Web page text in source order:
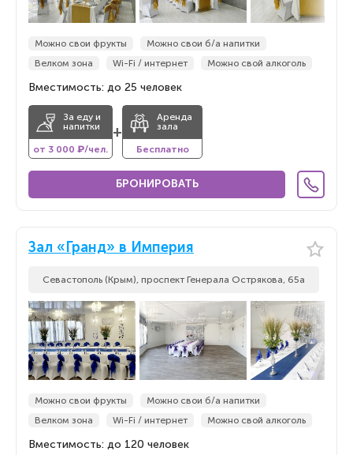
Можно свои фрукты
Можно свои б/а напитки
Велком зона
Wi-Fi / интернет Можно свой алкоголь
Вместимость: до 25 человек
За еду и
напитки
от 3 000 ₽/чел.
+
Аренда
зала
Бесплатно
БРОНИРОВАТЬ
Зал «Гранд» в Империя
Севастополь (Крым), проспект Генерала Острякова, 65а
Можно свои фрукты
Можно свои б/а напитки
Велком зона
Wi-Fi / интернет Можно свой алкоголь
Вместимость: до 120 человек